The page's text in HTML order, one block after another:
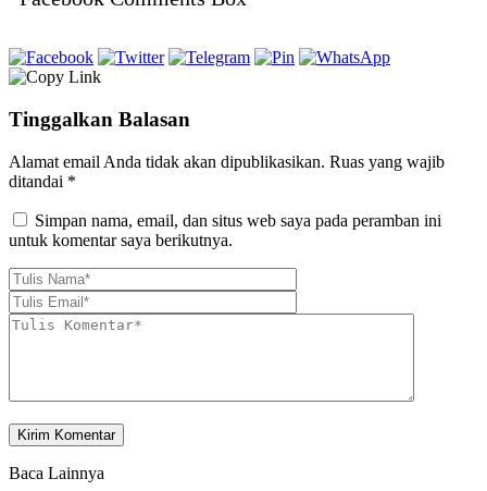
Tinggalkan Balasan
Alamat email Anda tidak akan dipublikasikan. Ruas yang wajib
ditandai *
Simpan nama, email, dan situs web saya pada peramban ini
untuk komentar saya berikutnya.
Baca Lainnya